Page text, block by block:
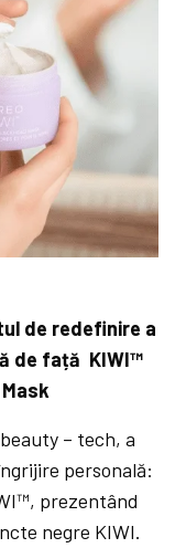
de redefinire a
de față KIWI™
– tech, a
personală:
prezentând
negre KIWI.